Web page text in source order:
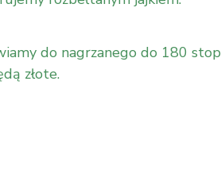
do nagrzanego do 180
złote.